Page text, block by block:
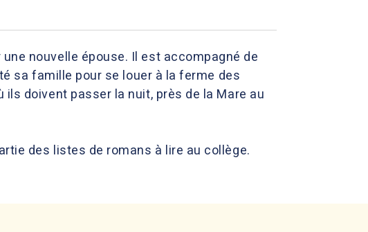
nouvelle épouse. Il est accompagné de
sa famille pour se louer à la ferme des
doivent passer la nuit, près de la Mare au
des listes de romans à lire au collège.